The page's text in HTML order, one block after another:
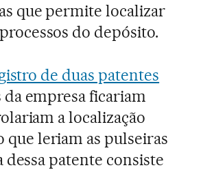
que permite localizar
do depósito.
de duas patentes
empresa ficariam
a localização
leriam as pulseiras
patente consiste